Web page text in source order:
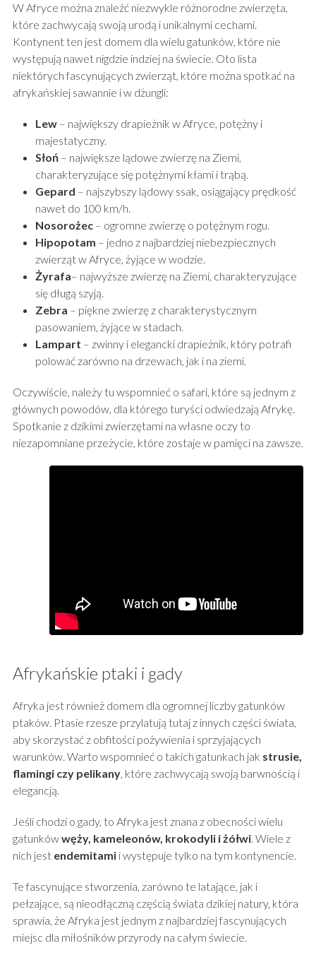
W Afryce można znaleźć niezwykle różnorodne zwierzęta,
które zachwycają swoją urodą i unikalnymi cechami.
Kontynent ten jest domem dla wielu gatunków, które nie
występują nawet nigdzie indziej na świecie. Oto lista
niektórych fascynujących zwierząt, które można spotkać na
afrykańskiej sawannie i w dżungli:
Lew– największy drapieżnik w Afryce, potężny i
majestatyczny.
Słoń– największe lądowe zwierzę na Ziemi,
charakteryzujące się potężnymi kłami i trąbą.
Gepard – najszybszy lądowy ssak, osiągający prędkość
nawet do 100 km/h.
Nosorożec– ogromne zwierzę o potężnym rogu.
Hipopotam – jedno z najbardziej niebezpiecznych
zwierząt w Afryce, żyjące w wodzie.
Żyrafa– najwyższe zwierzę na Ziemi, charakteryzujące
się długą szyją.
Zebra – piękne zwierzę z charakterystycznym
pasowaniem, żyjące w stadach.
Lampart – zwinny i elegancki drapieżnik, który potrafi
polować zarówno na drzewach, jak i na ziemi.
Oczywiście, należy tu wspomnieć o safari, które są jednym z
głównych powodów, dla którego turyści odwiedzają Afrykę.
Spotkanie z dzikimi zwierzętami na własne oczy to
niezapomniane przeżycie, które zostaje w pamięci na zawsze.
Afrykańskie ptaki i gady
Afryka jest również domem dla ogromnej liczby gatunków
ptaków. Ptasie rzesze przylatują tutaj z innych części świata,
aby skorzystać z obfitości pożywienia i sprzyjających
warunków. Warto wspomnieć o takich gatunkach jak strusie,
flamingi czy pelikany, które zachwycają swoją barwnością i
elegancją.
Jeśli chodzi o gady, to Afryka jest znana z obecności wielu
gatunkówwęży, kameleonów, krokodyli i żółwi. Wiele z
nich jest endemitamii występuje tylko na tym kontynencie.
Te fascynujące stworzenia, zarówno te latające, jak i
pełzające, są nieodłączną częścią świata dzikiej natury, która
sprawia, że Afryka jest jednym z najbardziej fascynujących
miejsc dla miłośników przyrody na całym świecie.